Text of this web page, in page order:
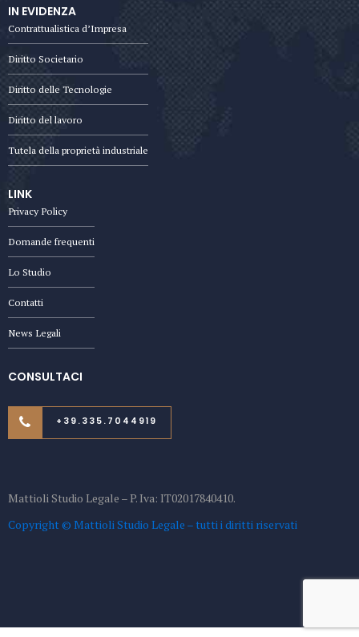
IN EVIDENZA
Contrattualistica d’Impresa
Diritto Societario
Diritto delle Tecnologie
Diritto del lavoro
Tutela della proprietà industriale
LINK
Privacy Policy
Domande frequenti
Lo Studio
Contatti
News Legali
CONSULTACI
+39.335.7044919
Mattioli Studio Legale – P. Iva: IT02017840410.
Copyright © Mattioli Studio Legale – tutti i diritti riservati